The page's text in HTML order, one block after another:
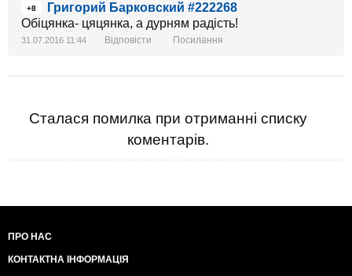
+8
Григорий Барковский #222268
Обіцянка- цяцянка, а дурням радість!
31.07.2016 11:44 Відповісти Посилання
Сталася помилка при отриманні списку
коментарів.
ПРО НАС
КОНТАКТНА ІНФОРМАЦІЯ